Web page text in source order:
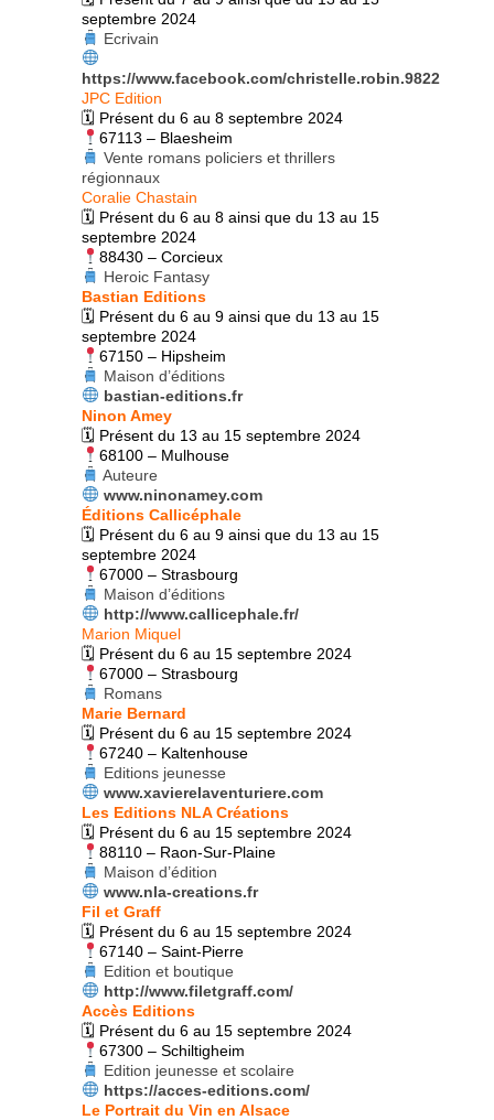
septembre 2024
Ecrivain
https://www.facebook.com/christelle.robin.9822
JPC Edition
🗓 Présent du 6 au 8 septembre 2024
67113 – Blaesheim
Vente romans policiers et thrillers
régionnaux
Coralie Chastain
🗓 Présent du 6 au 8 ainsi que du 13 au 15
septembre 2024
88430 – Corcieux
Heroic Fantasy
Bastian Editions
🗓 Présent du 6 au 9 ainsi que du 13 au 15
septembre 2024
67150 – Hipsheim
Maison d’éditions
bastian-editions.fr
Ninon Amey
🗓 Présent du 13 au 15 septembre 2024
68100 – Mulhouse
Auteure
www.ninonamey.com
Éditions Callicéphale
🗓 Présent du 6 au 9 ainsi que du 13 au 15
septembre 2024
67000 – Strasbourg
Maison d’éditions
http://www.callicephale.fr/
Marion Miquel
🗓 Présent du 6 au 15 septembre 2024
67000 – Strasbourg
Romans
Marie Bernard
🗓 Présent du 6 au 15 septembre 2024
67240 – Kaltenhouse
Editions jeunesse
www.xavierelaventuriere.com
Les Editions NLA Créations
🗓 Présent du 6 au 15 septembre 2024
88110 – Raon-Sur-Plaine
Maison d’édition
www.nla-creations.fr
Fil et Graff
🗓 Présent du 6 au 15 septembre 2024
67140 – Saint-Pierre
Edition et boutique
http://www.filetgraff.com/
Accès Editions
🗓 Présent du 6 au 15 septembre 2024
67300 – Schiltigheim
Edition jeunesse et scolaire
https://acces-editions.com/
Le Portrait du Vin en Alsace